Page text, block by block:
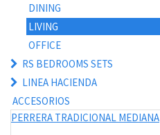
DINING
LIVING
OFFICE
RS BEDROOMS SETS
LINEA HACIENDA
ACCESORIOS
PERRERA TRADICIONAL MEDIANA